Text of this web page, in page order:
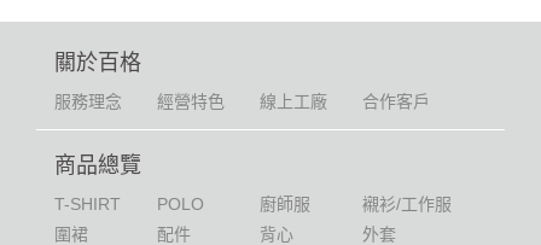
關於百格
服務理念 經營特色 線上工廠 合作客戶
商品總覽
T-SHIRT POLO 廚師服
襯衫/工作服
圍裙
配件 背心 外套